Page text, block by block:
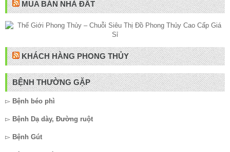
MUA BÁN NHÀ ĐẤT
KHÁCH HÀNG PHONG THỦY
BỆNH THƯỜNG GẶP
▻ Bệnh béo phì
▻ Bệnh Dạ dày, Đường ruột
▻ Bệnh Gút